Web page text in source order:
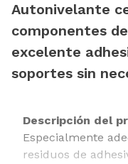
Autonivelante
componentes
excelente
soportes sin
Descripción del
Especialmente
residuos de